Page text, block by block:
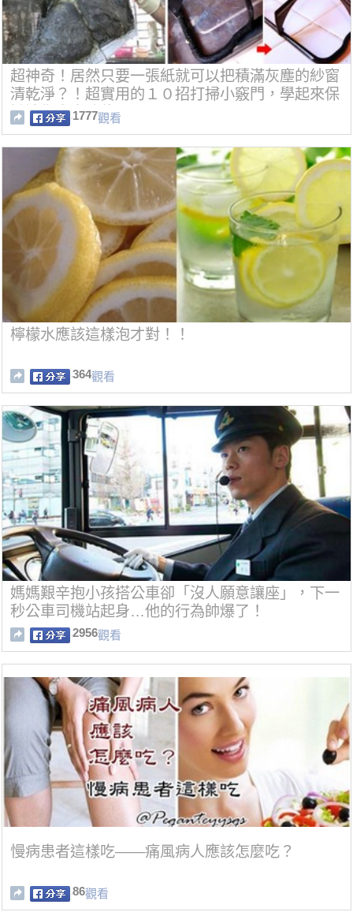
超神奇！居然只要一張紙就可以把積滿灰塵的紗窗
清乾淨？！超實用的１０招打掃小竅門，學起來保
證讓你事半功倍！！
1777觀看
檸檬水應該這樣泡才對！！
364觀看
媽媽艱辛抱小孩搭公車卻「沒人願意讓座」，下一
秒公車司機站起身…他的行為帥爆了！
2956觀看
慢病患者這樣吃——痛風病人應該怎麼吃？
86觀看